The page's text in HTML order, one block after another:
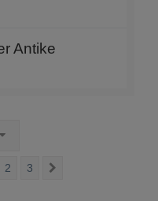
Antike
2 3